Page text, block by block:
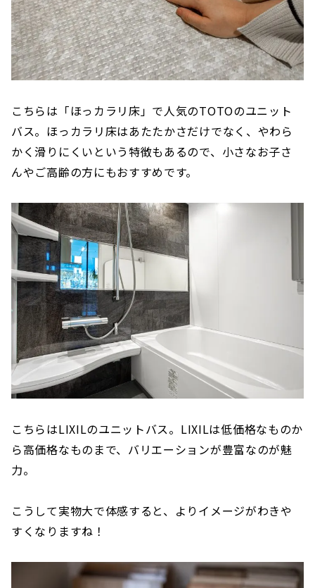
こちらは「ほっカラリ床」で人気のTOTOのユニット
バス。ほっカラリ床はあたたかさだけでなく、やわら
かく滑りにくいという特徴もあるので、小さなお子さ
んやご高齢の方にもおすすめです。
こちらはLIXILのユニットバス。LIXILは低価格なものか
ら高価格なものまで、バリエーションが豊富なのが魅
力。
こうして実物大で体感すると、よりイメージがわきや
すくなりますね！